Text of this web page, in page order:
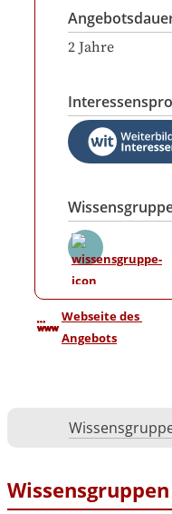
2 Jahre
Webseite des
Angebots